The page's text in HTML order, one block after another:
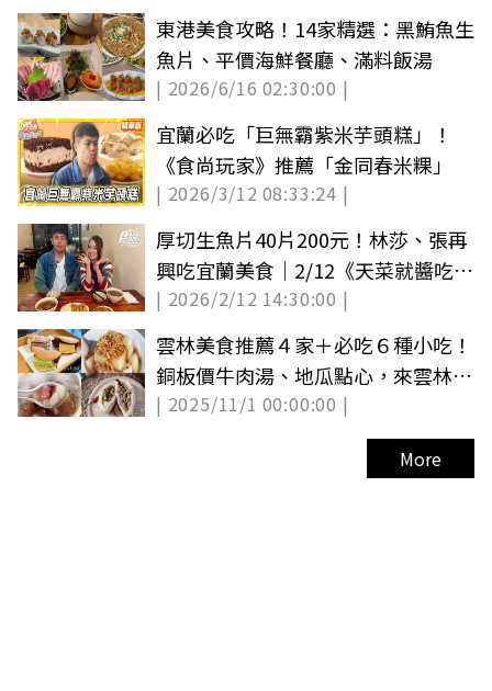
東港美食攻略！14家精選：黑鮪魚生
魚片、平價海鮮餐廳、滿料飯湯
| 2026/6/16 02:30:00 |
宜蘭必吃「巨無霸紫米芋頭糕」！
《食尚玩家》推薦「金同春米粿」
| 2026/3/12 08:33:24 |
厚切生魚片40片200元！林莎、張再
興吃宜蘭美食｜2/12《天菜就醬吃》
店家資訊
| 2026/2/12 14:30:00 |
雲林美食推薦４家＋必吃６種小吃！
銅板價牛肉湯、地瓜點心，來雲林吃
這些
| 2025/11/1 00:00:00 |
More